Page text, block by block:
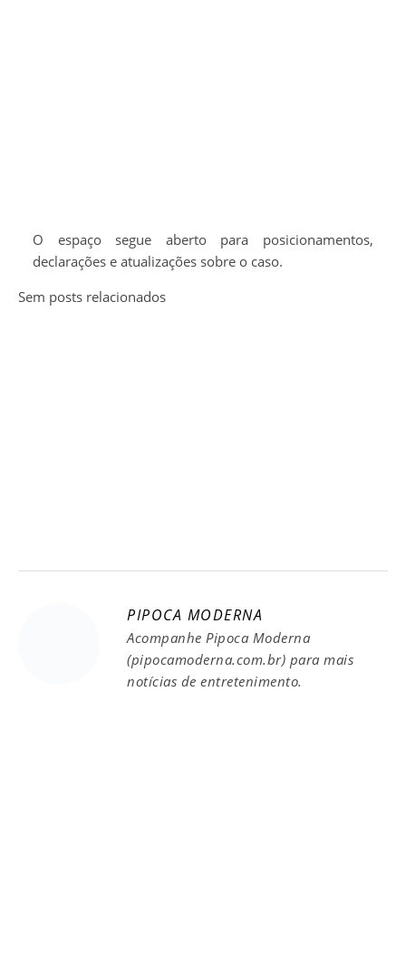
O espaço segue aberto para posicionamentos,
declarações e atualizações sobre o caso.
Sem posts relacionados
PIPOCA MODERNA
Acompanhe Pipoca Moderna
(pipocamoderna.com.br) para mais
notícias de entretenimento.